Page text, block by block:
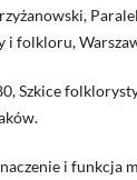
folkloru,
Szkice
i funkcja